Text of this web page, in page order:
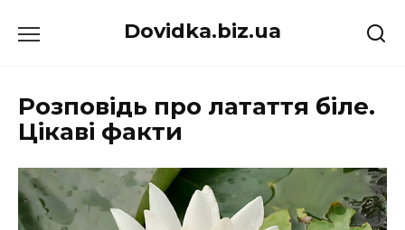
до
Dovidka.biz.ua
Розповідь про латаття біле.
Цікаві факти